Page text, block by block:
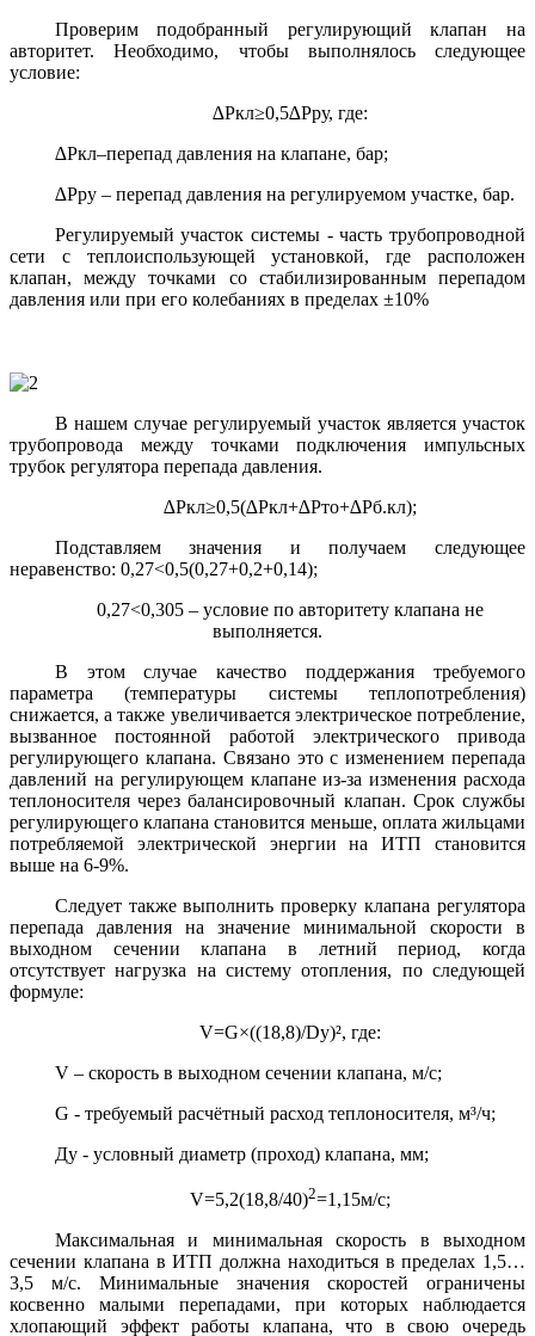
Проверим подобранный регулирующий клапан на
авторитет. Необходимо, чтобы выполнялось следующее
условие:
∆Pкл≥0,5∆Pру, где:
∆Pкл–перепад давления на клапане, бар;
∆Pру – перепад давления на регулируемом участке, бар.
Регулируемый участок системы - часть трубопроводной
сети с теплоиспользующей установкой, где расположен
клапан, между точками со стабилизированным перепадом
давления или при его колебаниях в пределах ±10%
В нашем случае регулируемый участок является участок
трубопровода между точками подключения импульсных
трубок регулятора перепада давления.
∆Pкл≥0,5(∆Pкл+∆Pто+∆Pб.кл);
Подставляем значения и получаем следующее
неравенство: 0,27<0,5(0,27+0,2+0,14);
0,27<0,305 – условие по авторитету клапана не
выполняется.
В этом случае качество поддержания требуемого
параметра (температуры системы теплопотребления)
снижается, а также увеличивается электрическое потребление,
вызванное постоянной работой электрического привода
регулирующего клапана. Связано это с изменением перепада
давлений на регулирующем клапане из-за изменения расхода
теплоносителя через балансировочный клапан. Срок службы
регулирующего клапана становится меньше, оплата жильцами
потребляемой электрической энергии на ИТП становится
выше на 6-9%.
Следует также выполнить проверку клапана регулятора
перепада давления на значение минимальной скорости в
выходном сечении клапана в летний период, когда
отсутствует нагрузка на систему отопления, по следующей
формуле:
V=G×((18,8)/Dу)², где:
V – скорость в выходном сечении клапана, м/c;
G - требуемый расчётный расход теплоносителя, м³/ч;
Ду - условный диаметр (проход) клапана, мм;
V=5,2(18,8/40)2=1,15м/с;
Максимальная и минимальная скорость в выходном
сечении клапана в ИТП должна находиться в пределах 1,5…
3,5 м/с. Минимальные значения скоростей ограничены
косвенно малыми перепадами, при которых наблюдается
хлопающий эффект работы клапана, что в свою очередь